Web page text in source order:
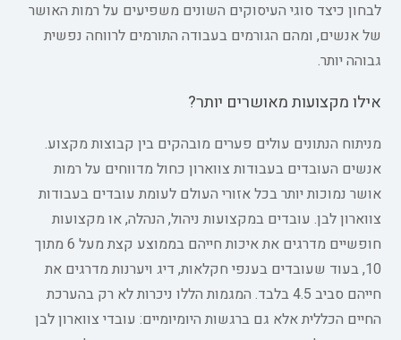
לבחון כיצד סוגי העיסוקים השונים משפיעים על רמות האושר
של אנשים, ומהם הגורמים בעבודה התורמים לרווחה נפשית
גבוהה יותר.
אילו מקצועות מאושרים יותר?
מניתוח הנתונים עולים פערים מובהקים בין קבוצות מקצוע.
אנשים העובדים בעבודות צווארון כחול מדווחים על רמות
אושר נמוכות יותר בכל אזורי העולם לעומת עובדים בעבודות
צווארון לבן. עובדים במקצועות ניהול, הנהלה, או מקצועות
חופשיים מדרגים את איכות חייהם בממוצע קצת מעל 6 מתוך
10, בעוד שעובדים בענפי חקלאות, דיג ויערנות מדרגים את
חייהם סביב 4.5 בלבד. המגמות הללו ניכרות לא רק בהערכת
החיים הכללית אלא גם ברגשות היומיומיים: עובדי צווארון לבן